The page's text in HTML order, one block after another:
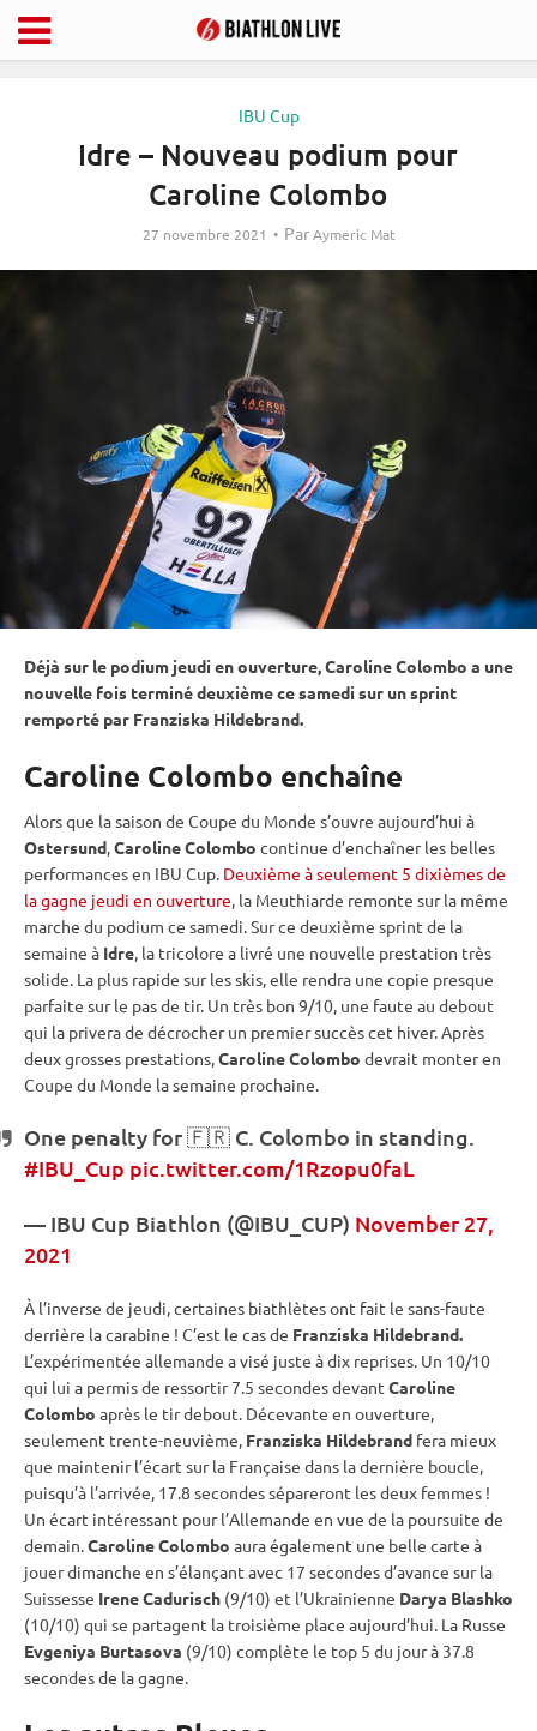
IBU Cup
Idre – Nouveau podium pour
Caroline Colombo
27 novembre 2021 ParAymeric Mat
Déjà sur le podium jeudi en ouverture, Caroline Colombo a une
nouvelle fois terminé deuxième ce samedi sur unsprint
remporté par Franziska Hildebrand.
Caroline Colombo enchaîne
Alors que la saison de Coupe du Monde s’ouvre aujourd’hui à
Ostersund,Caroline Colombo continue d’enchaîner les belles
performances en IBU Cup. Deuxième à seulement 5 dixièmes de
la gagne jeudi en ouverture, la Meuthiarde remonte sur la même
marche du podium ce samedi. Sur ce deuxième sprint de la
semaine à Idre, la tricolore a livré une nouvelle prestation très
solide. La plus rapide sur les skis, elle rendra une copie presque
parfaite sur le pas de tir. Un très bon 9/10, une faute au debout
qui la privera de décrocher un premier succès cet hiver. Après
deux grosses prestations,Caroline Colombo devrait monter en
Coupe du Monde la semaine prochaine.
One penalty for 🇫🇷 C. Colombo in standing.
#IBU_Cup pic.twitter.com/1Rzopu0faL
— IBU Cup Biathlon (@IBU_CUP) November 27,
2021
À l’inverse de jeudi, certaines biathlètes ont fait le sans-faute
derrière lacarabine ! C’est le cas de Franziska Hildebrand.
L’expérimentée allemande a visé juste à dix reprises. Un 10/10
qui lui a permis de ressortir 7.5 secondes devant Caroline
Colombo après le tirdebout. Décevante en ouverture,
seulement trente-neuvième, Franziska Hildebrand fera mieux
que maintenir l’écart sur la Française dans la dernière boucle,
puisqu’à l’arrivée, 17.8 secondes sépareront les deux femmes !
Un écart intéressant pour l’Allemande en vue de la poursuite de
demain.Caroline Colombo aura également une belle carte à
jouer dimanche en s’élançant avec 17 secondes d’avance sur la
Suissesse Irene Cadurisch (9/10) et l’Ukrainienne Darya Blashko
(10/10) qui se partagent la troisième place aujourd’hui. La Russe
Evgeniya Burtasova (9/10) complète le top 5 du jour à 37.8
secondes de la gagne.